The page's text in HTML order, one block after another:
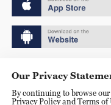
京ICP备20000184号
Our Privacy
By continuing to browse our
Privacy Policy and Terms of